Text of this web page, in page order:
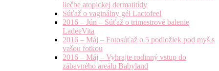
liečbe atopickej dermatitídy
Súťaž o vaginálny gél Lactofeel
2016 – Jún – Súťaž o trimestrové balenie
LadeeVita
2016 – Máj – Fotosúťaž o 5 podložiek pod myš s
vašou fotkou
2016 – Máj – Vyhrajte rodinný vstup do
zábavného areálu Babyland